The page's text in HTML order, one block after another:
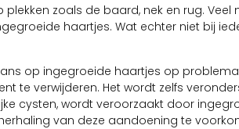
zoals de baard, nek en rug. Veel
haartjes. Wat echter niet bij
op ingegroeide haartjes op
te verwijderen. Het wordt zelfs
cysten, wordt veroorzaakt door
van deze aandoening te